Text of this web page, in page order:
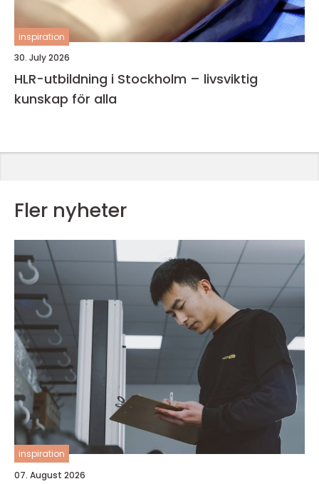
inspiration
30. July 2026
HLR-utbildning i Stockholm – livsviktig
kunskap för alla
Fler nyheter
inspiration
07. August 2026